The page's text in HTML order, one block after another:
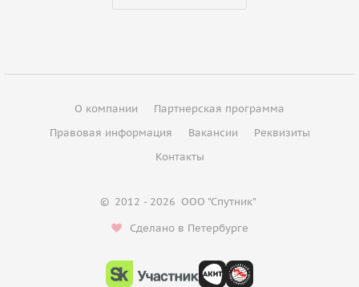
О компании
Партнерская программа
Правовая информация
Вакансии
Реквизиты
Контакты
© 2012 - 2026 ООО "Спутник"
Сделано в Петербурге